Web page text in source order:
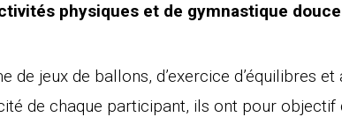
physiques et de gymnastique douce
de jeux de ballons, d’exercice d’équilibres
de chaque participant, ils ont pour objectif